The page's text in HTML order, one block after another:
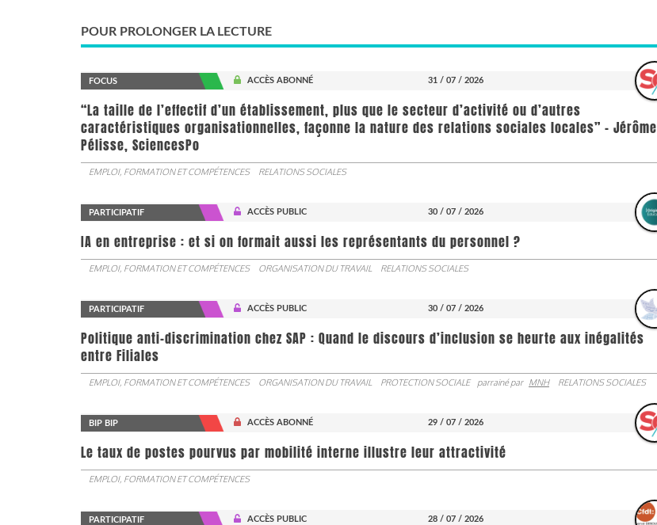
POUR PROLONGER LA LECTURE
FOCUS ACCÈS ABONNÉ 31 / 07 / 2026
“La taille de l’effectif d’un établissement, plus que le secteur d’activité ou d’autres
caractéristiques organisationnelles, façonne la nature des relations sociales locales” - Jérôme
Pélisse, SciencesPo
EMPLOI, FORMATION ET COMPÉTENCES RELATIONS SOCIALES
PARTICIPATIF ACCÈS PUBLIC 30 / 07 / 2026
IA en entreprise : et si on formait aussi les représentants du personnel ?
EMPLOI, FORMATION ET COMPÉTENCES ORGANISATION DU TRAVAIL RELATIONS SOCIALES
PARTICIPATIF ACCÈS PUBLIC 30 / 07 / 2026
Politique anti-discrimination chez SAP : Quand le discours d’inclusion se heurte aux inégalités
entre Filiales
EMPLOI, FORMATION ET COMPÉTENCES ORGANISATION DU TRAVAIL PROTECTION SOCIALE parrainé par MNH RELATIONS SOCIALES
BIP BIP ACCÈS ABONNÉ 29 / 07 / 2026
Le taux de postes pourvus par mobilité interne illustre leur attractivité
EMPLOI, FORMATION ET COMPÉTENCES
PARTICIPATIF ACCÈS PUBLIC 28 / 07 / 2026